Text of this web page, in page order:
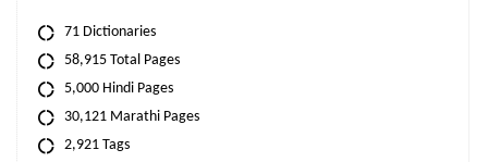
71 Dictionaries
58,915 Total Pages
5,000 Hindi Pages
30,121 Marathi Pages
2,921 Tags